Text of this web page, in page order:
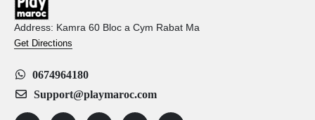
Address: Kamra 60 Bloc a Cym Rabat Ma
Get Directions
0674964180
Support@playmaroc.com